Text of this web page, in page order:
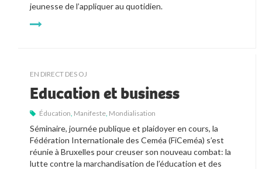
jeunesse de l’appliquer au quotidien.
EN DIRECT DES OJ
Education et business
Éducation Manifeste Mondialisation
Séminaire, journée publique et plaidoyer en cours, la
Fédération Internationale des Ceméa (FiCeméa) s’est
réunie à Bruxelles pour creuser son nouveau combat: la
lutte contre la marchandisation de l’éducation et des